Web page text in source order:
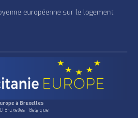
européenne sur le logement
à Bruxelles
Bruxelles - Belgique